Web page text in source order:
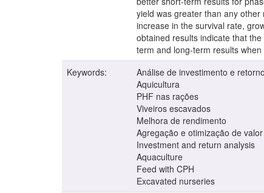
yield was greater than any
increase in the survival rate,
obtained results indicate that
term and long-term results when
Keywords:
Análise de investimento e retorno
Aquicultura
PHF nas rações
Viveiros escavados
Melhora de rendimento
Agregação e otimização de valor
Investment and return analysis
Aquaculture
Feed with CPH
Excavated nurseries